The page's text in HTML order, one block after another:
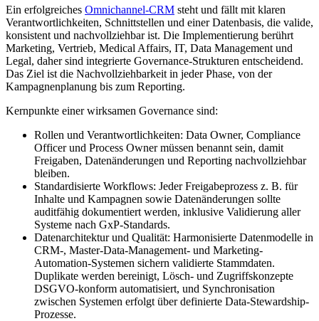
Ein erfolgreiches Omnichannel-CRM steht und fällt mit klaren
Verantwortlichkeiten, Schnittstellen und einer Datenbasis, die valide,
konsistent und nachvollziehbar ist. Die Implementierung berührt
Marketing, Vertrieb, Medical Affairs, IT, Data Management und
Legal, daher sind integrierte Governance-Strukturen entscheidend.
Das Ziel ist die Nachvollziehbarkeit in jeder Phase, von der
Kampagnenplanung bis zum Reporting.
Kernpunkte einer wirksamen Governance sind:
Rollen und Verantwortlichkeiten: Data Owner, Compliance
Officer und Process Owner müssen benannt sein, damit
Freigaben, Datenänderungen und Reporting nachvollziehbar
bleiben.
Standardisierte Workflows: Jeder Freigabeprozess z. B. für
Inhalte und Kampagnen sowie Datenänderungen sollte
auditfähig dokumentiert werden, inklusive Validierung aller
Systeme nach GxP-Standards.
Datenarchitektur und Qualität: Harmonisierte Datenmodelle in
CRM-, Master-Data-Management- und Marketing-
Automation-Systemen sichern validierte Stammdaten.
Duplikate werden bereinigt, Lösch- und Zugriffskonzepte
DSGVO-konform automatisiert, und Synchronisation
zwischen Systemen erfolgt über definierte Data-Stewardship-
Prozesse.